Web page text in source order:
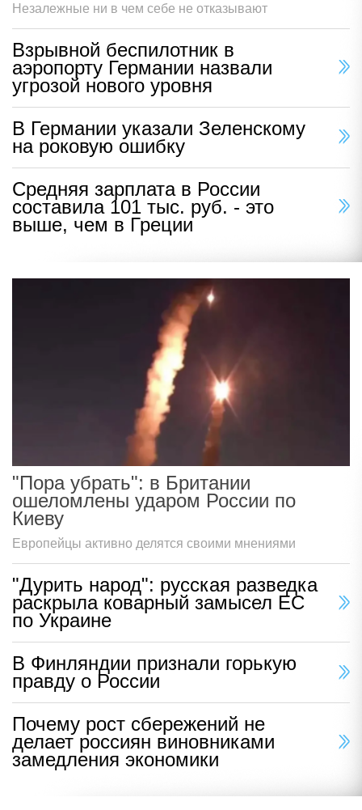
Незалежные ни в чем себе не отказывают
Взрывной беспилотник в
аэропорту Германии назвали
угрозой нового уровня
В Германии указали Зеленскому
на роковую ошибку
Средняя зарплата в России
составила 101 тыс. руб. - это
выше, чем в Греции
"Пора убрать": в Британии
ошеломлены ударом России по
Киеву
Европейцы активно делятся своими мнениями
"Дурить народ": русская разведка
раскрыла коварный замысел ЕС
по Украине
В Финляндии признали горькую
правду о России
Почему рост сбережений не
делает россиян виновниками
замедления экономики